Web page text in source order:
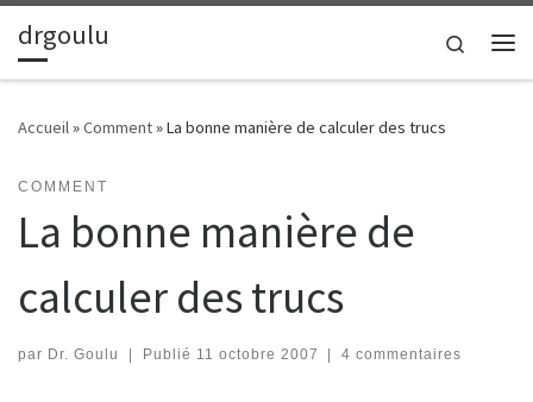
Passer au contenu
drgoulu
Search
Accueil»Comment»La bonne manière de calculer des trucs
COMMENT
La bonne manière de
calculer des trucs
par Dr. Goulu | Publié 11 octobre 2007 | 4 commentaires